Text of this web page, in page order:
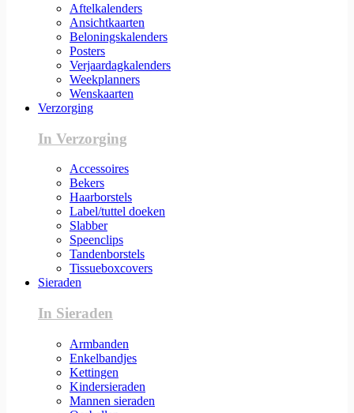
Aftelkalenders
Ansichtkaarten
Beloningskalenders
Posters
Verjaardagkalenders
Weekplanners
Wenskaarten
Verzorging
In Verzorging
Accessoires
Bekers
Haarborstels
Label/tuttel doeken
Slabber
Speenclips
Tandenborstels
Tissueboxcovers
Sieraden
In Sieraden
Armbanden
Enkelbandjes
Kettingen
Kindersieraden
Mannen sieraden